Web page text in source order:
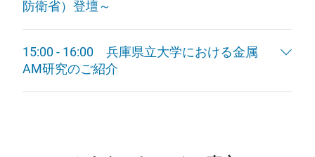
防衛省）登壇～
15:00 - 16:00 兵庫県立大学における金属
AM研究のご紹介